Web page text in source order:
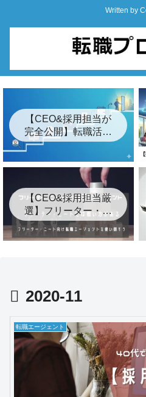
Written by
【CEO&採用担当が
完全公開】転職活動
の始め方ロードマッ
順」
【CEO&採用担当厳
選】フリーター・ニ
ート向けおすすめ転
職エージェント8選
2020-11
転職エージェント